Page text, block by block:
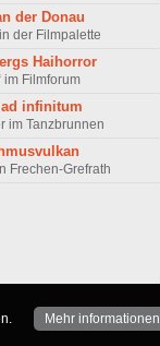
der Donau
der Filmpalette
Haihorror
im Filmforum
infinitum
im Tanzbrunnen
Frechen-Grefrath
Mehr informationen